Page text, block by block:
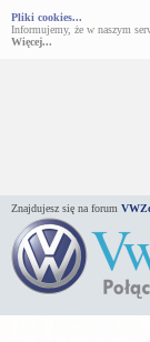
Pliki cookies...
Informujemy, że w naszym
Więcej...
Znajdujesz się na forum